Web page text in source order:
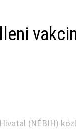
(NÉBIH)